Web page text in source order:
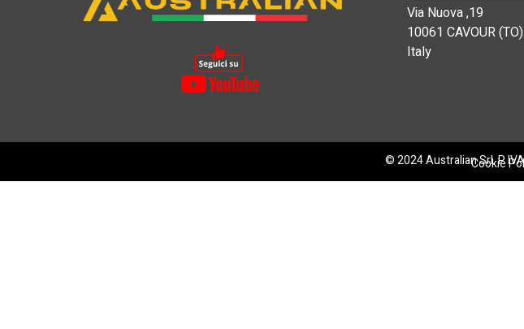
Via Nuova ,19
10061 CAVOUR (TO)
Italy
© 2024 Australian Srl. P.
Cookie